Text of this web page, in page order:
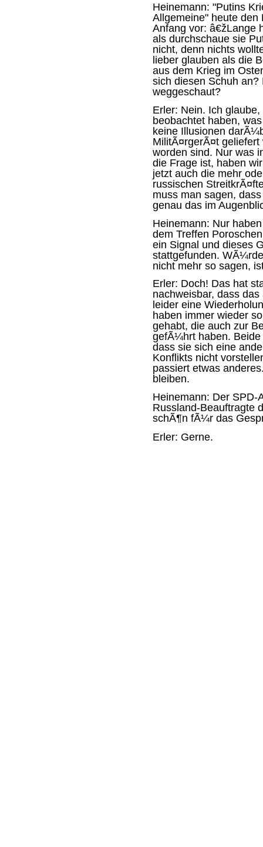
Heinemann: "Putins
Allgemeine" heute den
Anfang vor: â€žLange
als durchschaue sie
nicht, denn nichts
lieber glauben als die
aus dem Krieg im
sich diesen Schuh
weggeschaut?
Erler: Nein. Ich
beobachtet haben,
keine Illusionen
MilitÃ¤rgerÃ¤t
worden sind. Nur was
die Frage ist, haben
jetzt auch die mehr
russischen
muss man sagen,
genau das im
Heinemann: Nur
dem Treffen
ein Signal und dieses
stattgefunden.
nicht mehr so sagen,
Erler: Doch! Das hat
nachweisbar, dass
leider eine
haben immer wieder
gehabt, die auch zur
gefÃ¼hrt haben.
dass sie sich eine
Konflikts nicht
passiert etwas
bleiben.
Heinemann: Der SPD-
Russland-Beauftragte
schÃ¶n fÃ¼r das
Erler: Gerne.